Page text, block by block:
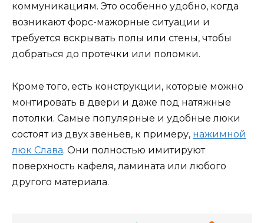
коммуникациям. Это особенно удобно, когда
возникают форс-мажорные ситуации и
требуется вскрывать полы или стены, чтобы
добраться до протечки или поломки.
Кроме того, есть конструкции, которые можно
монтировать в двери и даже под натяжные
потолки. Самые популярные и удобные люки
состоят из двух звеньев, к примеру, нажимной
люк Слава. Они полностью имитируют
поверхность кафеля, ламината или любого
другого материала.